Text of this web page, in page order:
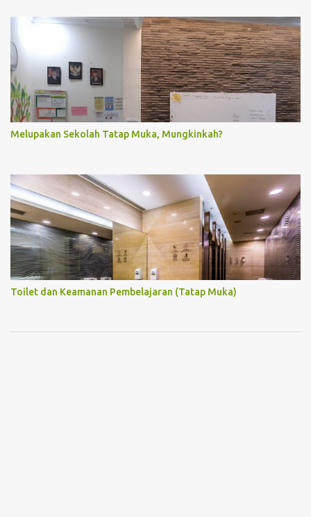
Melupakan Sekolah Tatap Muka, Mungkinkah?
Toilet dan Keamanan Pembelajaran (Tatap Muka)